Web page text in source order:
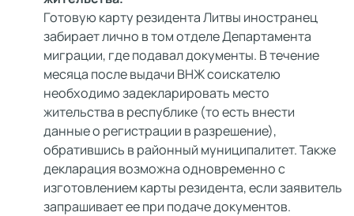
Готовую карту резидента Литвы иностранец
забирает лично в том отделе Департамента
миграции, где подавал документы. В течение
месяца после выдачи ВНЖ соискателю
необходимо задекларировать место
жительства в республике (то есть внести
данные о регистрации в разрешение),
обратившись в районный муниципалитет. Также
декларация возможна одновременно с
изготовлением карты резидента, если заявитель
запрашивает ее при подаче документов.